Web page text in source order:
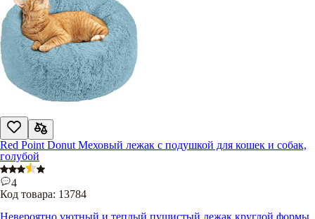
Red Point Donut Меховый лежак с подушкой для кошек и собак,
голубой
4
Код товара: 13784
Невероятно уютный и теплый пушистый лежак круглой формы